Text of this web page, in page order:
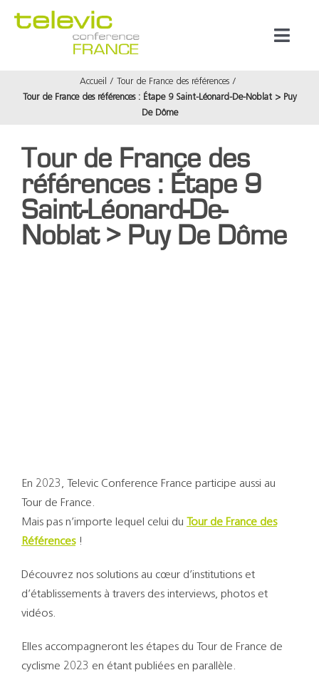
Produits
Accueil
Tour de France des références
Tour de France des références : Étape 9 Saint-Léonard-De-Noblat > Puy
De Dôme
Tour de France des
références : Étape 9
Saint-Léonard-De-
Noblat > Puy De Dôme
En 2023, Televic Conference France participe aussi au
Tour de France.
Mais pas n’importe lequel celui du
Tour de France des
Références !
Découvrez nos solutions au cœur d’institutions et
d’établissements à travers des interviews, photos et
vidéos.
Elles accompagneront les étapes du Tour de France de
cyclisme 2023 en étant publiées en parallèle.